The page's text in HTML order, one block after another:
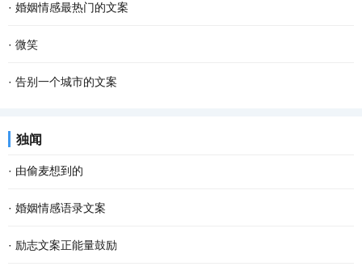
· 婚姻情感最热门的文案
· 微笑
· 告别一个城市的文案
独闻
· 由偷麦想到的
· 婚姻情感语录文案
· 励志文案正能量鼓励